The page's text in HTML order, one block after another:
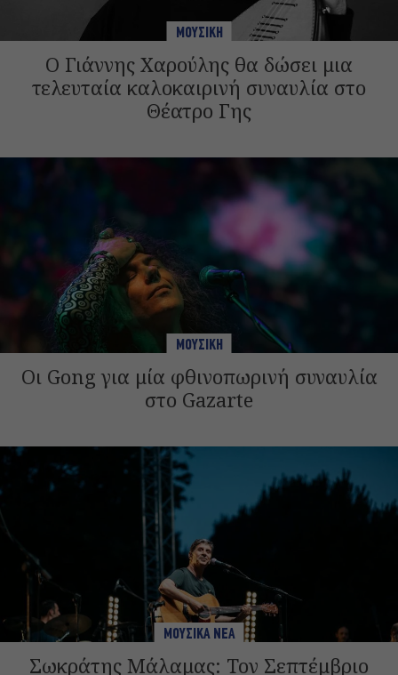
ΜΟΥΣΙΚΗ
Ο Γιάννης Χαρούλης θα δώσει μια
τελευταία καλοκαιρινή συναυλία στο
Θέατρο Γης
ΜΟΥΣΙΚΗ
Οι Gong για μία φθινοπωρινή συναυλία
στο Gazarte
ΜΟΥΣΙΚΑ ΝΕΑ
Σωκράτης Μάλαμας: Τον Σεπτέμβριο